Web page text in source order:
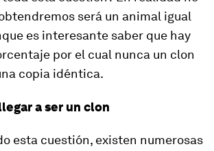
será un animal igual
es interesante saber que hay
por el cual nunca un clon
copia idéntica.
a ser un clon
esta cuestión, existen numerosas